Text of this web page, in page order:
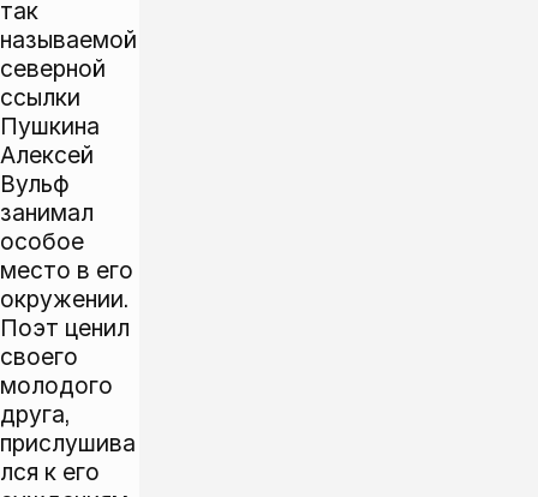
так
называемой
северной
ссылки
Пушкина
Алексей
Вульф
занимал
особое
место в его
окружении.
Поэт ценил
своего
молодого
друга,
прислушива
лся к его